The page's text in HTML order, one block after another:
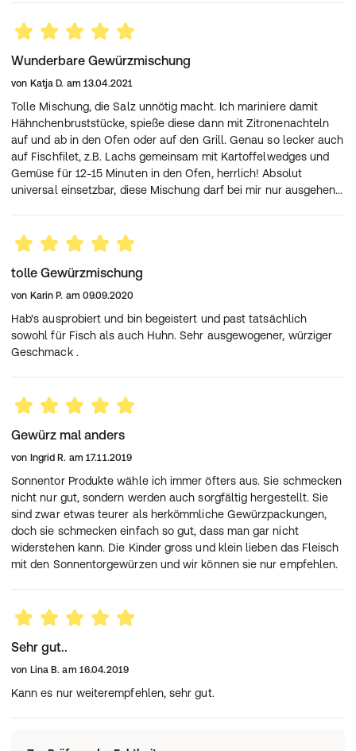
Wunderbare Gewürzmischung
von Katja D. am 13.04.2021
Tolle Mischung, die Salz unnötig macht. Ich mariniere damit
Hähnchenbruststücke, spieße diese dann mit Zitronenachteln
auf und ab in den Ofen oder auf den Grill. Genau so lecker auch
auf Fischfilet, z.B. Lachs gemeinsam mit Kartoffelwedges und
Gemüse für 12-15 Minuten in den Ofen, herrlich! Absolut
universal einsetzbar, diese Mischung darf bei mir nur ausgehen...
tolle Gewürzmischung
von Karin P. am 09.09.2020
Hab's ausprobiert und bin begeistert und past tatsächlich
sowohl für Fisch als auch Huhn. Sehr ausgewogener, würziger
Geschmack .
Gewürz mal anders
von Ingrid R. am 17.11.2019
Sonnentor Produkte wähle ich immer öfters aus. Sie schmecken
nicht nur gut, sondern werden auch sorgfältig hergestellt. Sie
sind zwar etwas teurer als herkömmliche Gewürzpackungen,
doch sie schmecken einfach so gut, dass man gar nicht
widerstehen kann. Die Kinder gross und klein lieben das Fleisch
mit den Sonnentorgewürzen und wir können sie nur empfehlen.
Sehr gut..
von Lina B. am 16.04.2019
Kann es nur weiterempfehlen, sehr gut.